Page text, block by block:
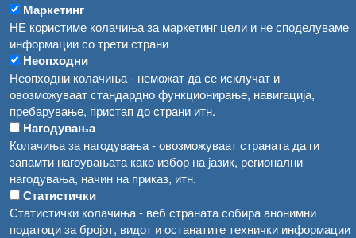
Маркетинг
НЕ користиме колачиња за маркетинг цели и не споделуваме
информации со трети страни
Неопходни
Неопходни колачиња - неможат да се исклучат и
овозможуваат стандардно функционирање, навигација,
пребарување, пристап до страни итн.
Нагодувања
Колачиња за нагодувања - овозможуваат страната да ги
запамти нагоувањата како избор на јазик, регионални
нагодувања, начин на приказ, итн.
Статистички
Статистички колачиња - веб страната собира анонимни
податоци за бројот, видот и останатите технички информации
Во Гостивар спроведени 70 вонредни контроли
Забраната за водата во Гостивар останува на сила, операторите да користат само технички безбедна вода
Огласи